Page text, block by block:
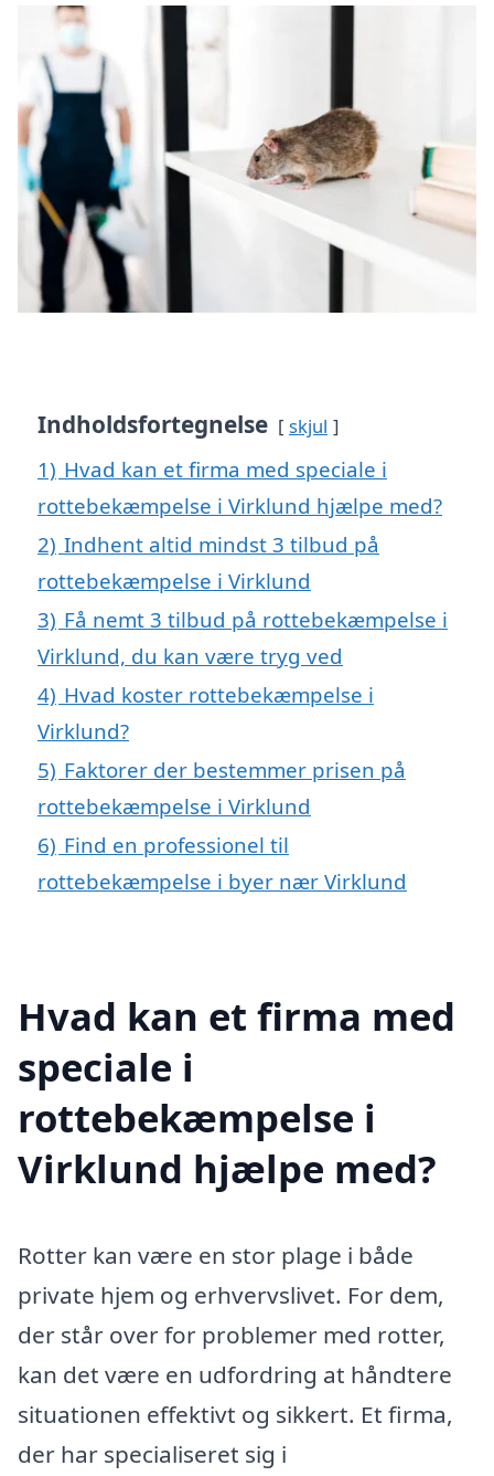
Indholdsfortegnelse skjul
1) Hvad kan et firma med speciale i
rottebekæmpelse i Virklund hjælpe med?
2) Indhent altid mindst 3 tilbud på
rottebekæmpelse i Virklund
3) Få nemt 3 tilbud på rottebekæmpelse i
Virklund, du kan være tryg ved
4) Hvad koster rottebekæmpelse i
Virklund?
5) Faktorer der bestemmer prisen på
rottebekæmpelse i Virklund
6) Find en professionel til
rottebekæmpelse i byer nær Virklund
Hvad kan et firma med
speciale i
rottebekæmpelse i
Virklund hjælpe med?
Rotter kan være en stor plage i både
private hjem og erhvervslivet. For dem,
der står over for problemer med rotter,
kan det være en udfordring at håndtere
situationen effektivt og sikkert. Et firma,
der har specialiseret sig i